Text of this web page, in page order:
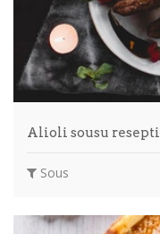
Alioli sousu resepti
Sous